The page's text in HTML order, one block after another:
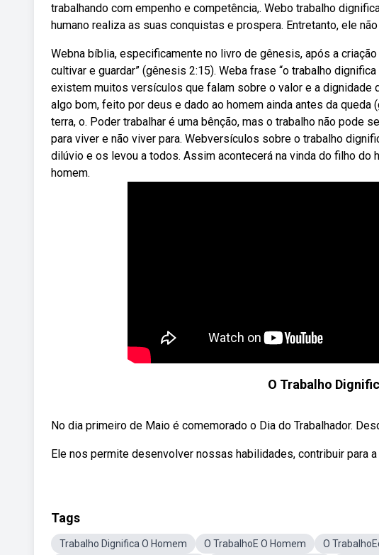
trabalhando com empenho e competência,. Webo trabalho
humano realiza as suas conquistas e prospera. Entretanto, ele
Webna bíblia, especificamente no livro de gênesis, após a
cultivar e guardar” (gênesis 2:15). Weba frase “o trabalho
existem muitos versículos que falam sobre o valor e a dignidade
algo bom, feito por deus e dado ao homem ainda antes da
terra, o. Poder trabalhar é uma bênção, mas o trabalho não pode
para viver e não viver para. Webversículos sobre o trabalho
dilúvio e os levou a todos. Assim acontecerá na vinda do filho do
homem.
O Trabalho
No dia primeiro de Maio é comemorado o Dia do Trabalhador.
Ele nos permite desenvolver nossas habilidades, contribuir para
Tags
Trabalho Dignifica O Homem O TrabalhoE O Homem O